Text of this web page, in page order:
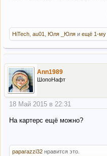
HiTech au01 Юля _Юля и ещё 1-му
Ann1989
ШопоНафт
18 Май 2015 в 22:31
На картерс ещё можно?
paparazzi32 нравится это.